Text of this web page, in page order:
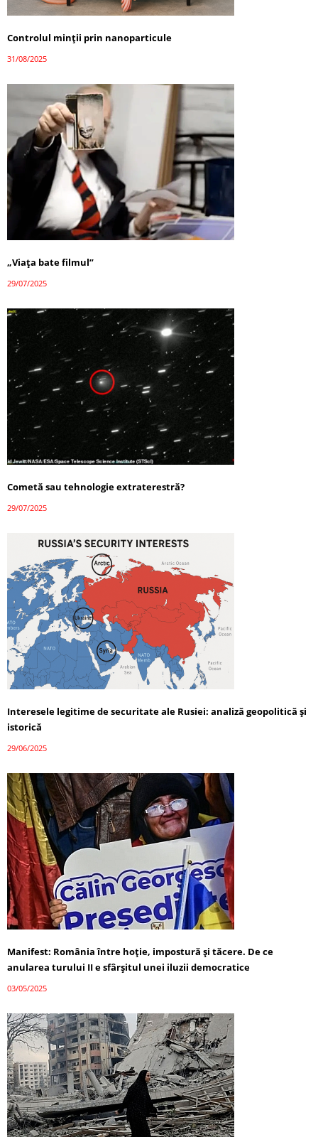
Controlul minții prin nanoparticule
31/08/2025
„Viața bate filmul”
29/07/2025
Cometă sau tehnologie extraterestră?
29/07/2025
Interesele legitime de securitate ale Rusiei: analiză geopolitică și
istorică
29/06/2025
Manifest: România între hoție, impostură și tăcere. De ce
anularea turului II e sfârșitul unei iluzii democratice
03/05/2025